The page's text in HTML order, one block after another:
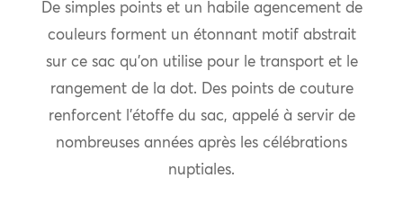
De simples points et un habile agencement de
couleurs forment un étonnant motif abstrait
sur ce sac qu’on utilise pour le transport et le
rangement de la dot. Des points de couture
renforcent l’étoffe du sac, appelé à servir de
nombreuses années après les célébrations
nuptiales.